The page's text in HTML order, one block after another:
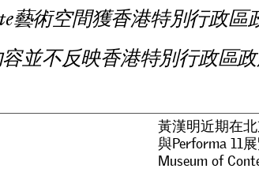
te藝術空間獲香港特別行政區
容並不反映香港特別行政區政
黃漢明近期在北
與Performa 11展
Museum of Cont